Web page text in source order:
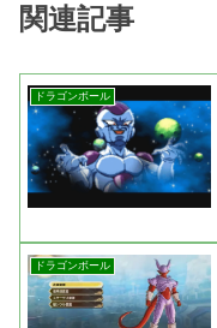
関連記事
ドラゴンボール
ドラゴンボール